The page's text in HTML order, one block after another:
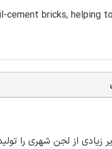
bricks, helping
زیادی از لجن شهری را